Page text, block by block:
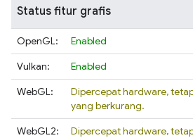
Status fitur grafis
OpenGL:
Enabled
Vulkan:
Enabled
WebGL:
Dipercepat hardware,
yang berkurang.
WebGL2:
Dipercepat hardware,